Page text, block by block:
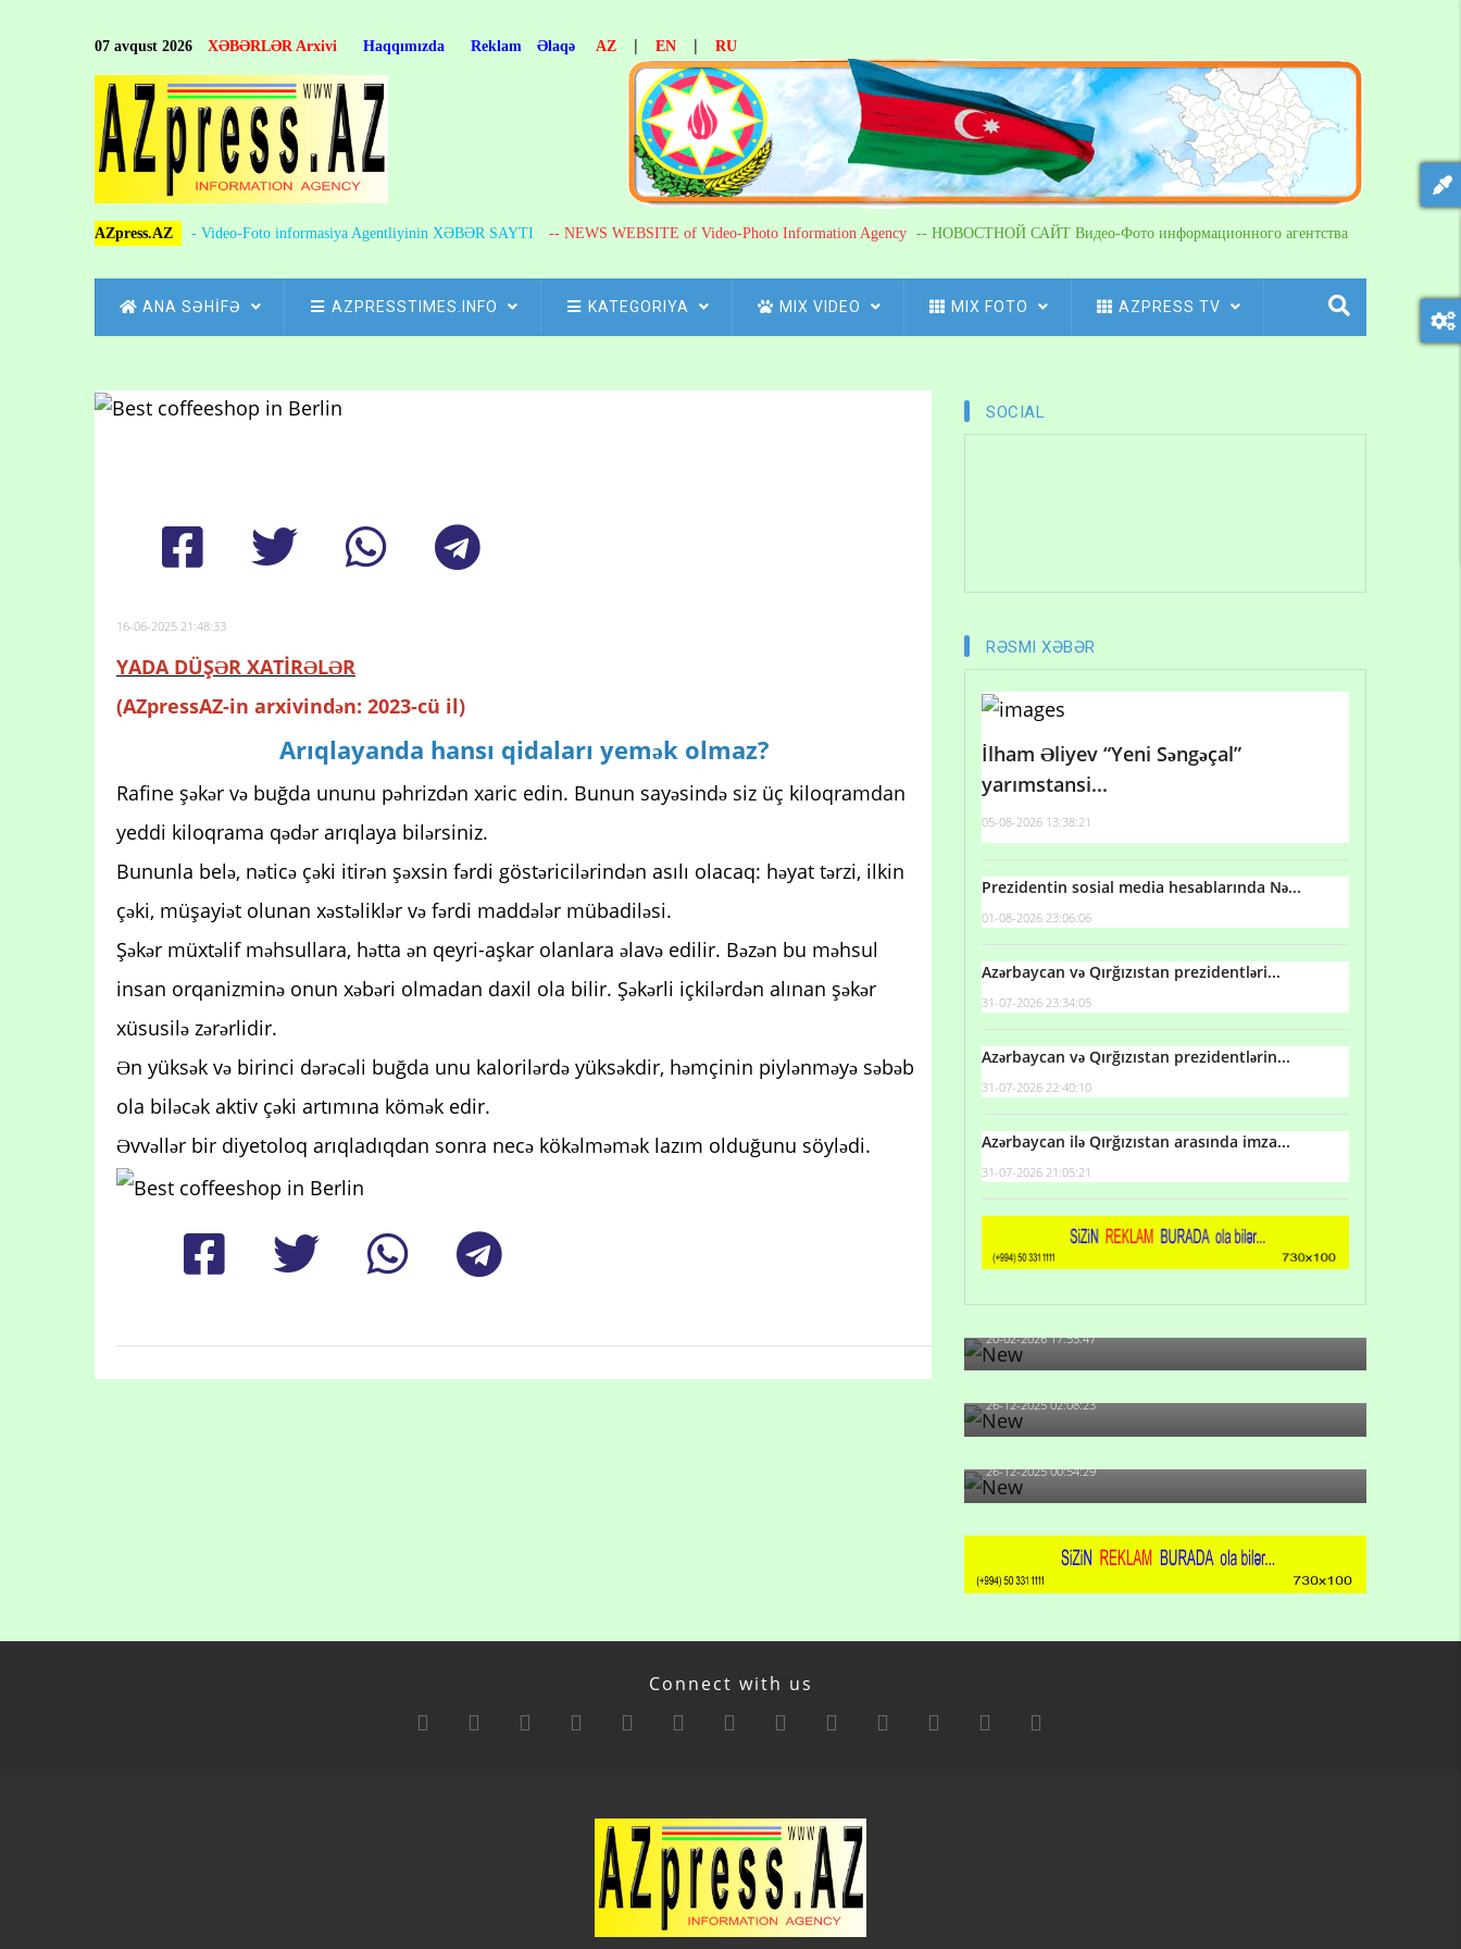
07 avqust 2026 XƏBƏRLƏR Arxivi Haqqımızda Reklam Əlaqə AZ | EN | RU
AZpress.AZ - Video-Foto informasiya Agentliyinin XƏBƏR SAYTI -- NEWS WEBSITE of Video-Photo Information Agency -- НОВОСТНОЙ САЙТ Видео-Фото информационного агентства
MAIN
NAVIGATION
ANA SƏHİFƏ AZPRESSTIMES.INFO KATEGORIYA MIX VIDEO MIX FOTO AZPRESS TV
Breadcrumb
16-06-2025 21:48:33
YADA DÜŞƏR XATİRƏLƏR
(AZpressAZ-in arxivindən: 2023-cü il)
Arıqlayanda hansı qidaları yemək olmaz?
Rafine şəkər və buğda ununu pəhrizdən xaric edin. Bunun sayəsində siz üç kiloqramdan
yeddi kiloqrama qədər arıqlaya bilərsiniz.
Bununla belə, nəticə çəki itirən şəxsin fərdi göstəricilərindən asılı olacaq: həyat tərzi, ilkin
çəki, müşayiət olunan xəstəliklər və fərdi maddələr mübadiləsi.
Şəkər müxtəlif məhsullara, hətta ən qeyri-aşkar olanlara əlavə edilir. Bəzən bu məhsul
insan orqanizminə onun xəbəri olmadan daxil ola bilir. Şəkərli içkilərdən alınan şəkər
xüsusilə zərərlidir.
Ən yüksək və birinci dərəcəli buğda unu kalorilərdə yüksəkdir, həmçinin piylənməyə səbəb
ola biləcək aktiv çəki artımına kömək edir.
Əvvəllər bir diyetoloq arıqladıqdan sonra necə kökəlməmək lazım olduğunu söylədi.
SOCIAL
RƏSMI XƏBƏR
İlham Əliyev “Yeni Səngəçal”
yarımstansi...
05-08-2026 13:38:21
Prezidentin sosial media hesablarında Nə...
01-08-2026 23:06:06
Azərbaycan və Qırğızıstan prezidentləri...
31-07-2026 23:34:05
Azərbaycan və Qırğızıstan prezidentlərin...
31-07-2026 22:40:10
Azərbaycan ilə Qırğızıstan arasında imza...
31-07-2026 21:05:21
artıb?
20-02-2026 17:55:47
Məni bura NAZİR GÖNDƏRİB - 1937-ci ildən
fəaliyyətdə olan və...
26-12-2025 02:08:23
-Ay qız, sən məhkəməni udmayacaqsan... Sən
bilirsən də, məni...
26-12-2025 00:54:29
Connect with us